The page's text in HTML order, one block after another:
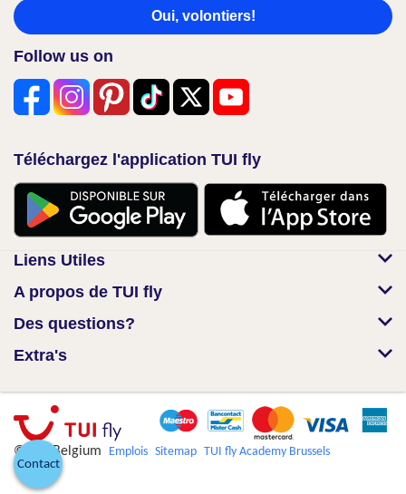
Oui, volontiers!
Follow us on
Téléchargez l'application TUI fly
Liens Utiles
A propos de TUI fly
Des questions?
Extra's
© TUI Belgium Emplois Sitemap TUI fly Academy Brussels
Contact